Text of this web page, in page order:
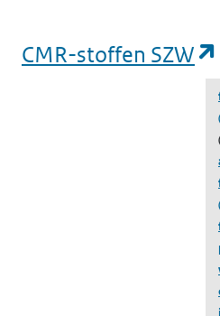
CMR-stoffen SZW